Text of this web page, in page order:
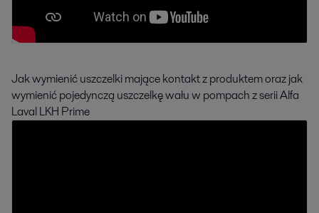
Jak wymienić uszczelki mające kontakt z produktem oraz jak
wymienić pojedynczą uszczelkę wału w pompach z serii Alfa
Laval LKH Prime